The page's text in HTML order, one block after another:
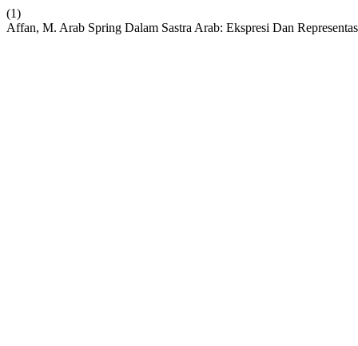
(1)
Affan, M. Arab Spring Dalam Sastra Arab: Ekspresi Dan